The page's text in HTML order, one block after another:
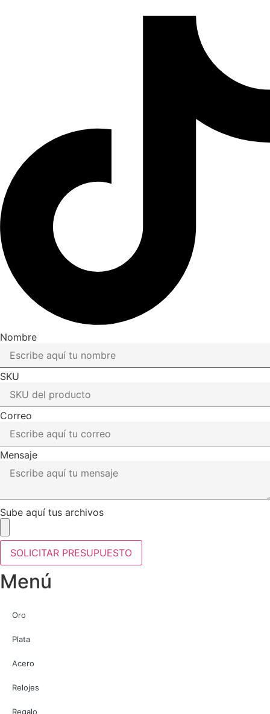
Nombre
SKU
Correo
Mensaje
Sube aquí tus archivos
SOLICITAR PRESUPUESTO
Menú
Oro
Plata
Acero
Relojes
Regalo